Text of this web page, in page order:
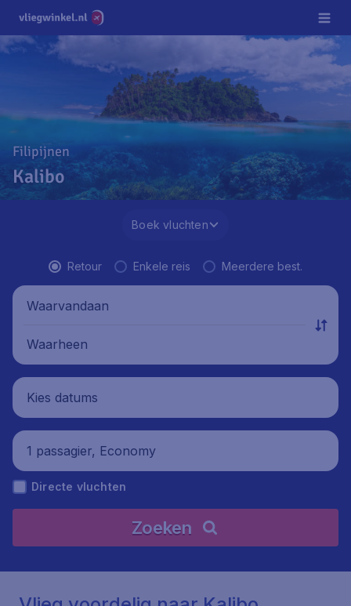
Filipijnen
Kalibo
Boek vluchten
Retour Enkele reis Meerdere best.
Waarvandaan
Waarheen
Kies datums
1 passagier, Economy
Directe vluchten
Zoeken